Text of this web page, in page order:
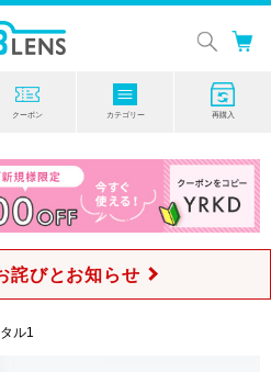
クーポン カテゴリー 再購入
詫びとお知らせ
ル1